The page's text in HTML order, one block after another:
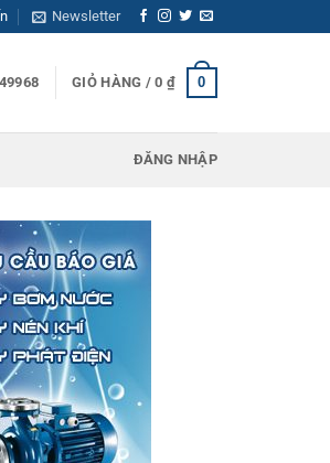
Newsletter
GIỎ HÀNG /0 ₫ 0
ĐĂNG NHẬP